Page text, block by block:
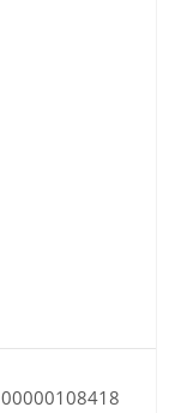
00000108418